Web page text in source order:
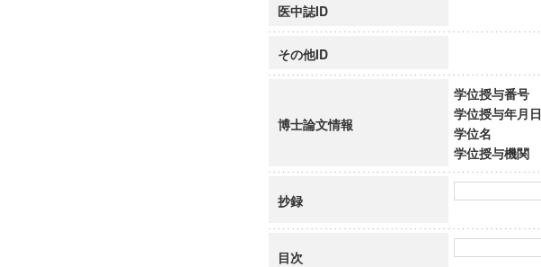
医中誌ID
その他ID
博士論文情報
学位授与番号
学位授与年月日
学位名
学位授与機関
抄録
目次